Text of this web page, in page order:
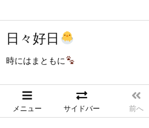
日々好日
時にはまともに
メニュー サイドバー 前へ